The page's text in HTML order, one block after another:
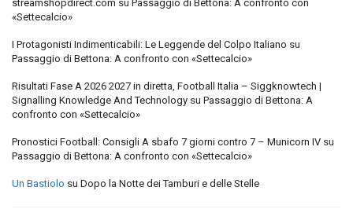
streamshopdirect.com su Passaggio di Bettona: A confronto con
«Settecalcio»
I Protagonisti Indimenticabili: Le Leggende del Colpo Italiano su
Passaggio di Bettona: A confronto con «Settecalcio»
Risultati Fase A 2026 2027 in diretta, Football Italia – Siggknowtech |
Signalling Knowledge And Technology su Passaggio di Bettona: A
confronto con «Settecalcio»
Pronostici Football: Consigli A sbafo 7 giorni contro 7 – Municorn IV su
Passaggio di Bettona: A confronto con «Settecalcio»
Un Bastiolo su Dopo la Notte dei Tamburi e delle Stelle